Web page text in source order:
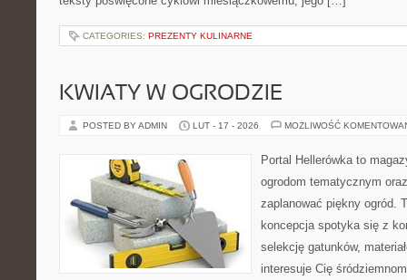
CATEGORIES: PREZENTY KULINARNE
KWIATY W OGRODZIE
POSTED BY ADMIN LUT - 17 - 2026 MOŻLIWOŚĆ
Portal Hellerówka to
ogrodom tematycznym
zaplanować piękny ogród.
koncepcja spotyka się z
selekcję gatunków,
interesuje Cię